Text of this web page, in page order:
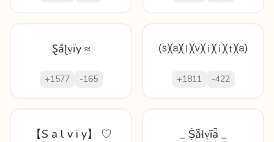
Ȿầɭṿïy ≈
+1577 -165
⒮⒜⒧⒱⒤⒤⒯⒜
+1811 -422
【S a l v i y】 ♡ _ Ṩẵɬṿĩǟ _